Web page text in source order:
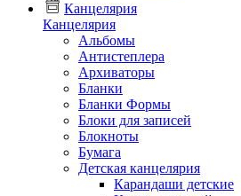
Канцелярия
Канцелярия
Альбомы
Антистеплера
Архиваторы
Бланки
Бланки Формы
Блоки для записей
Блокноты
Бумага
Детская канцелярия
Карандаши детские